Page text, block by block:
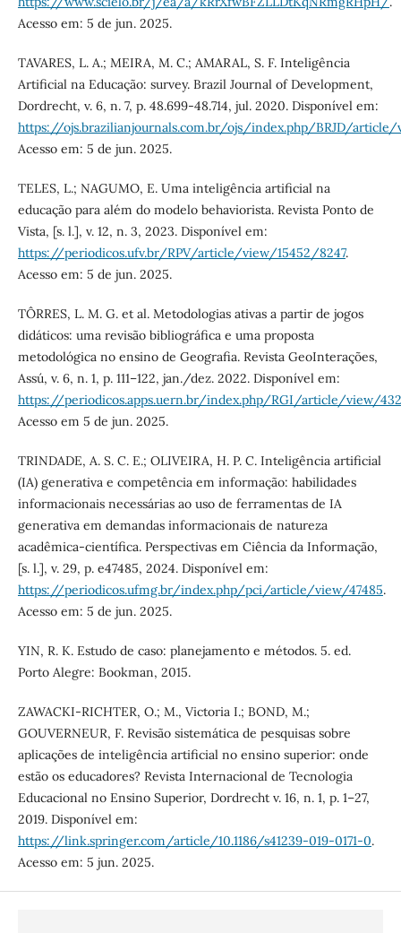
Acesso em: 5 de jun. 2025.
TAVARES, L. A.; MEIRA, M. C.; AMARAL, S. F. Inteligência
Artificial na Educação: survey. Brazil Journal of Development,
Dordrecht, v. 6, n. 7, p. 48.699-48.714, jul. 2020. Disponível em:
https://ojs.brazilianjournals.com.br/ojs/index.php/BRJD/article/
Acesso em: 5 de jun. 2025.
TELES, L.; NAGUMO, E. Uma inteligência artificial na
educação para além do modelo behaviorista. Revista Ponto de
Vista, [s. l.], v. 12, n. 3, 2023. Disponível em:
https://periodicos.ufv.br/RPV/article/view/15452/8247.
Acesso em: 5 de jun. 2025.
TÔRRES, L. M. G. et al. Metodologias ativas a partir de jogos
didáticos: uma revisão bibliográfica e uma proposta
metodológica no ensino de Geografia. Revista GeoInterações,
Assú, v. 6, n. 1, p. 111–122, jan./dez. 2022. Disponível em:
https://periodicos.apps.uern.br/index.php/RGI/article/view/
Acesso em 5 de jun. 2025.
TRINDADE, A. S. C. E.; OLIVEIRA, H. P. C. Inteligência artificial
(IA) generativa e competência em informação: habilidades
informacionais necessárias ao uso de ferramentas de IA
generativa em demandas informacionais de natureza
acadêmica-científica. Perspectivas em Ciência da Informação,
[s. l.], v. 29, p. e47485, 2024. Disponível em:
https://periodicos.ufmg.br/index.php/pci/article/view/47485.
Acesso em: 5 de jun. 2025.
YIN, R. K. Estudo de caso: planejamento e métodos. 5. ed.
Porto Alegre: Bookman, 2015.
ZAWACKI-RICHTER, O.; M., Victoria I.; BOND, M.;
GOUVERNEUR, F. Revisão sistemática de pesquisas sobre
aplicações de inteligência artificial no ensino superior: onde
estão os educadores? Revista Internacional de Tecnologia
Educacional no Ensino Superior, Dordrecht v. 16, n. 1, p. 1–27,
2019. Disponível em:
https://link.springer.com/article/10.1186/s41239-019-0171-0.
Acesso em: 5 jun. 2025.